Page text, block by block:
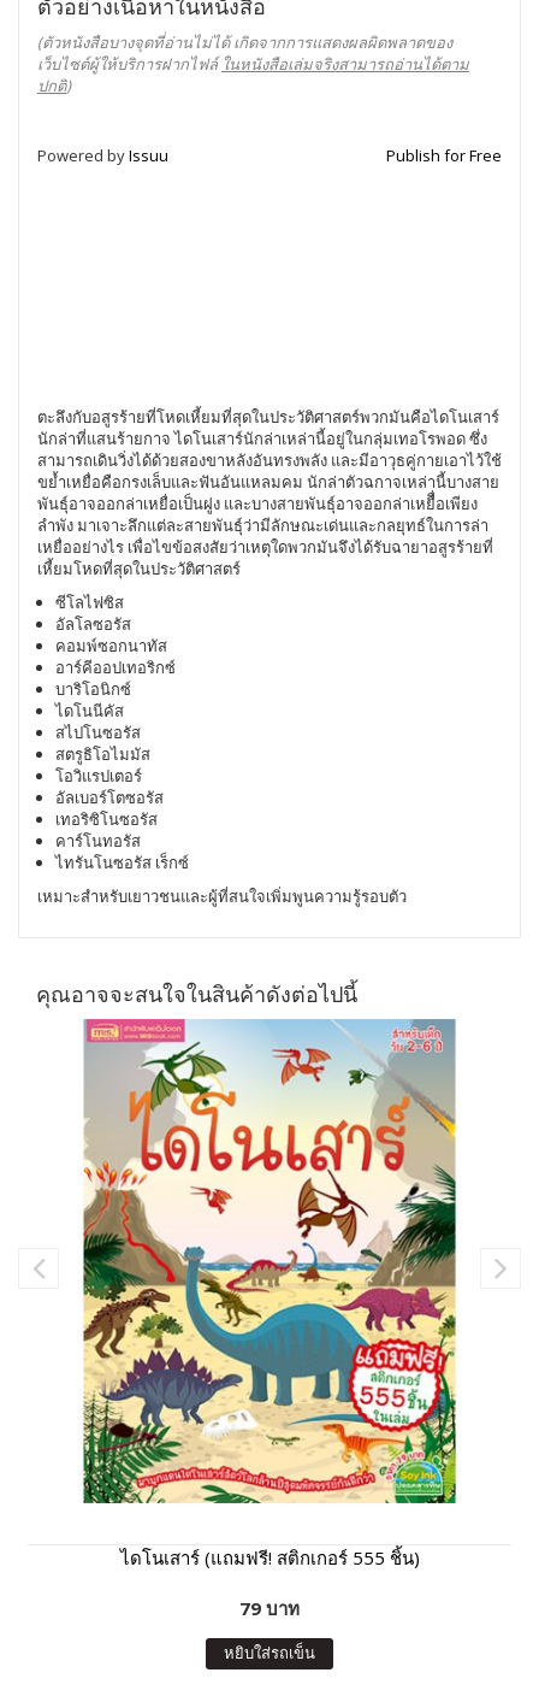
ตัวอย่างเนื้อหาในหนังสือ
(ตัวหนังสือบางจุดที่อ่านไม่ได้ เกิดจากการแสดงผลผิดพลาดของ
เว็บไซต์ผู้ให้บริการฝากไฟล์ ในหนังสือเล่มจริงสามารถอ่านได้ตาม
ปกติ)
Powered byIssuu Publish for Free
ตะลึงกับอสูรร้ายที่โหดเหี้ยมที่สุดในประวัติศาสตร์พวกมันคือไดโนเสาร์
นักล่าที่แสนร้ายกาจ ไดโนเสาร์นักล่าเหล่านี้อยู่ในกลุ่มเทอโรพอด ซึ่ง
สามารถเดินวิ่งได้ด้วยสองขาหลังอันทรงพลัง และมีอาวุธคู่กายเอาไว้ใช้
ขย้ำเหยื่อคือกรงเล็บและฟันอันแหลมคม นักล่าตัวฉกาจเหล่านี้บางสาย
พันธุ์อาจออกล่าเหยื่อเป็นฝูง และบางสายพันธุ์อาจออกล่าเหยืื่อเพียง
ลำพัง มาเจาะลึกแต่ละสายพันธุ์ว่ามีลักษณะเด่นและกลยุทธ์ในการล่า
เหยื่ออย่างไร เพื่อไขข้อสงสัยว่าเหตุใดพวกมันจึงได้รับฉายาอสูรร้ายที่
เหี้ยมโหดที่สุดในประวัติศาสตร์
ซีโลไฟซิส
อัลโลซอรัส
คอมพ์ซอกนาทัส
อาร์คีออปเทอริกซ์
บาริโอนิกซ์
ไดโนนีคัส
สไปโนซอรัส
สตรูธิโอไมมัส
โอวิแรปเตอร์
อัลเบอร์โตซอรัส
เทอริซิโนซอรัส
คาร์โนทอรัส
ไทรันโนซอรัส เร็กซ์
เหมาะสำหรับเยาวชนและผู้ที่สนใจเพิ่มพูนความรู้รอบตัว
คุณอาจจะสนใจในสินค้าดังต่อไปนี้
ไดโนเสาร์ (แถมฟรี! สติกเกอร์ 555 ชิ้น)
79 บาท
หยิบใส่รถเข็น